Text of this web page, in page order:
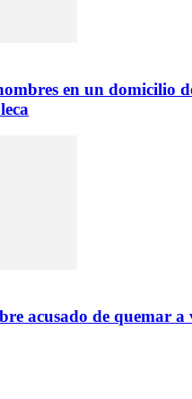
en un domicilio
acusado de quemar a